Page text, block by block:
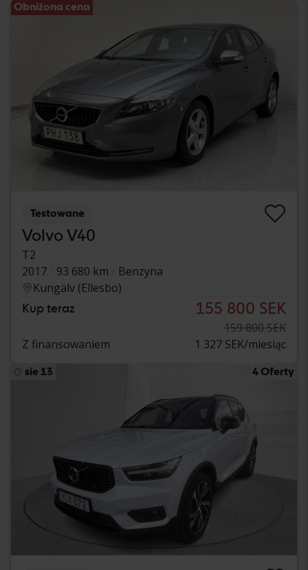
Obniżona cena
Testowane
Volvo V40
T2
2017
93 680 km
Benzyna
Kungälv (Ellesbo)
Kup teraz 155 800 SEK
159 800 SEK
Z finansowaniem
1 327 SEK/miesiąc
sie 13 4 Oferty